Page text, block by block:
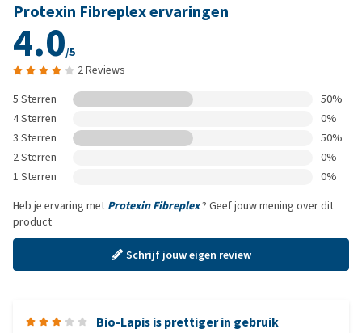
Protexin Fibreplex ervaringen
4.0/5
2 Reviews
5 Sterren
50%
4 Sterren
0%
3 Sterren
50%
2 Sterren
0%
1 Sterren
0%
Heb je ervaring met Protexin Fibreplex? Geef jouw mening over dit
product
Schrijf jouw eigen review
Bio-Lapis is prettiger in gebruik